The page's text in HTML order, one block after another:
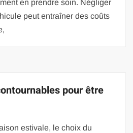
en prendre soin. Négliger
peut entraîner des coûts
pour être
estivale, le choix du